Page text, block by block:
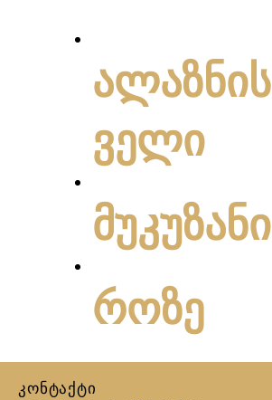
ალაზნის
ველი
მუკუზანი
როზე
ᲙᲝᲜᲢᲐᲥᲢᲘ